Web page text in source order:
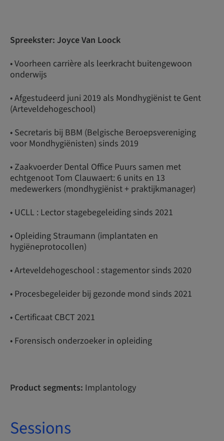
Spreekster: Joyce Van Loock
• Voorheen carrière als leerkracht buitengewoon
onderwijs
• Afgestudeerd juni 2019 als Mondhygiënist te Gent
(Arteveldehogeschool)
• Secretaris bij BBM (Belgische Beroepsvereniging
voor Mondhygiënisten) sinds 2019
• Zaakvoerder Dental Office Puurs samen met
echtgenoot Tom Clauwaert: 6 units en 13
medewerkers (mondhygiënist + praktijkmanager)
• UCLL : Lector stagebegeleiding sinds 2021
• Opleiding Straumann (implantaten en
hygiëneprotocollen)
• Arteveldehogeschool : stagementor sinds 2020
• Procesbegeleider bij gezonde mond sinds 2021
• Certificaat CBCT 2021
• Forensisch onderzoeker in opleiding
Product segments: Implantology
Sessions